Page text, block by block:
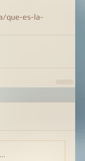
que-es-la-